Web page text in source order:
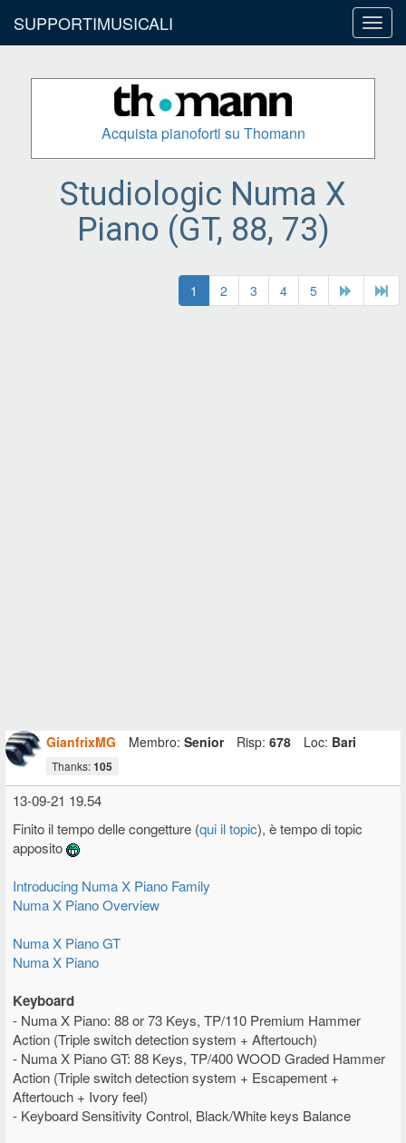
SUPPORTIMUSICALI
Acquista pianoforti su Thomann
Studiologic Numa X
Piano (GT, 88, 73)
1 2 3 4 5
GianfrixMG Membro: Senior Risp: 678 Loc: Bari
Thanks:105
13-09-21 19.54
Finito il tempo delle congetture (qui il topic), è tempo di topic
apposito
Introducing Numa X Piano Family
Numa X Piano Overview
Numa X Piano GT
Numa X Piano
Keyboard
- Numa X Piano: 88 or 73 Keys, TP/110 Premium Hammer
Action (Triple switch detection system + Aftertouch)
- Numa X Piano GT: 88 Keys, TP/400 WOOD Graded Hammer
Action (Triple switch detection system + Escapement +
Aftertouch + Ivory feel)
- Keyboard Sensitivity Control, Black/White keys Balance